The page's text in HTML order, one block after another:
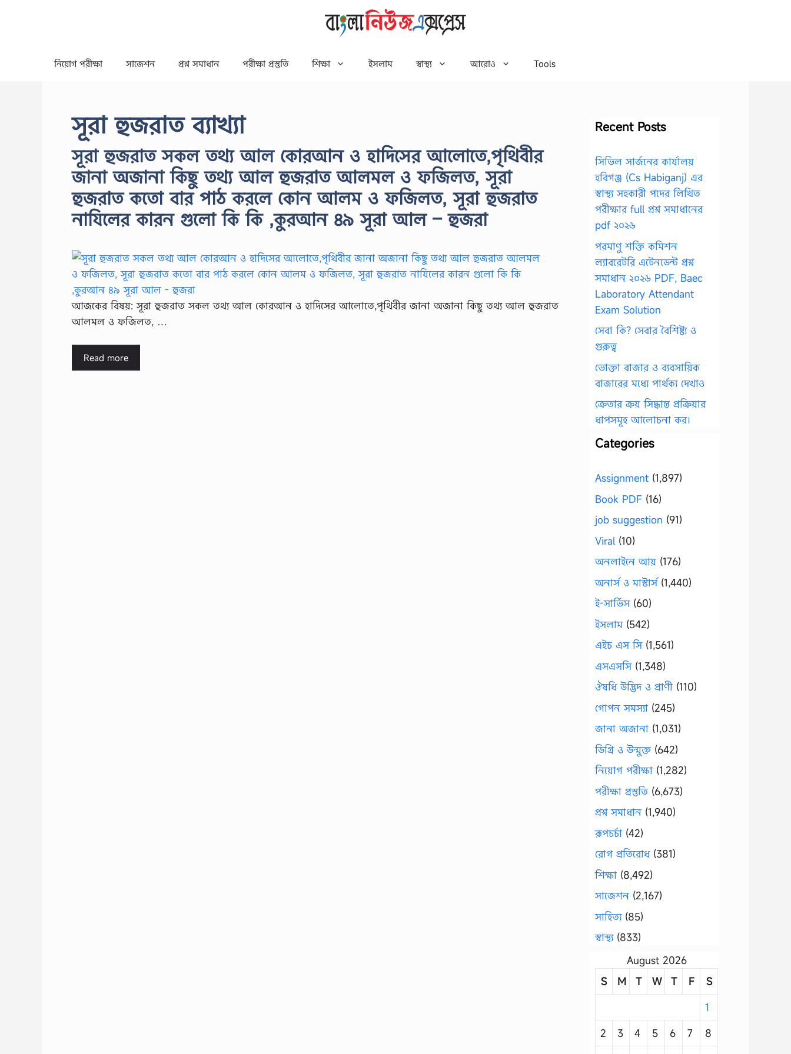
নিয়োগ পরীক্ষা সাজেশন প্রশ্ন সমাধান পরীক্ষা প্রস্তুতি শিক্ষা ইসলাম স্বাস্থ্য আরোও Tools
সূরা হুজরাত ব্যাখ্যা
সূরা হুজরাত সকল তথ্য আল কোরআন ও হাদিসের আলোতে,পৃথিবীর
জানা অজানা কিছু তথ্য আল হুজরাত আলমল ও ফজিলত, সূরা
হুজরাত কতো বার পাঠ করলে কোন আলম ও ফজিলত, সূরা হুজরাত
নাযিলের কারন গুলো কি কি ,কুরআন ৪৯ সূরা আল – হুজরা
আজকের বিষয়: সূরা হুজরাত সকল তথ্য আল কোরআন ও হাদিসের আলোতে,পৃথিবীর জানা অজানা কিছু তথ্য আল হুজরাত
আলমল ও ফজিলত, …
Read more
Recent Posts
সিভিল সার্জনের কার্যালয়
হবিগঞ্জ (Cs Habiganj) এর
স্বাস্থ্য সহকারী পদের লিখিত
পরীক্ষার full প্রশ্ন সমাধানের
pdf ২০২৬
পরমাণু শক্তি কমিশন
ল্যাবরেটরি এটেনডেন্ট প্রশ্ন
সমাধান ২০২৬ PDF, Baec
Laboratory Attendant
Exam Solution
সেবা কি? সেবার বৈশিষ্ট্য ও
গুরুত্ব
ভোক্তা বাজার ও ব্যবসায়িক
বাজারের মধ্যে পার্থক্য দেখাও
ক্রেতার ক্রয় সিদ্ধান্ত প্রক্রিয়ার
ধাপসমূহ আলোচনা কর।
Categories
Assignment (1,897)
Book PDF (16)
job suggestion (91)
Viral (10)
অনলাইনে আয় (176)
অনার্স ও মাস্টার্স(1,440)
ই-সার্ভিস(60)
ইসলাম(542)
এইচ এস সি(1,561)
এসএসসি(1,348)
ঔষধি উদ্ভিদ ও প্রাণী (110)
গোপন সমস্যা (245)
জানা অজানা (1,031)
ডিগ্রি ও উন্মুক্ত (642)
নিয়োগ পরীক্ষা (1,282)
পরীক্ষা প্রস্তুতি (6,673)
প্রশ্ন সমাধান (1,940)
রূপচর্চা (42)
রোগ প্রতিরোধ(381)
শিক্ষা (8,492)
সাজেশন (2,167)
সাহিত্য(85)
স্বাস্থ্য(833)
August 2026
S
M T W T F
S
1
2
3 4 5 6 7
8